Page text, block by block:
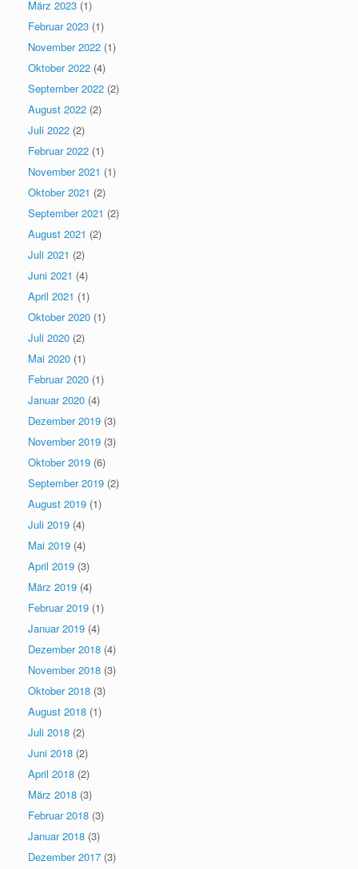
März 2023 (1)
Februar 2023 (1)
November 2022 (1)
Oktober 2022 (4)
September 2022 (2)
August 2022 (2)
Juli 2022 (2)
Februar 2022 (1)
November 2021 (1)
Oktober 2021 (2)
September 2021 (2)
August 2021 (2)
Juli 2021 (2)
Juni 2021 (4)
April 2021 (1)
Oktober 2020 (1)
Juli 2020 (2)
Mai 2020 (1)
Februar 2020 (1)
Januar 2020 (4)
Dezember 2019 (3)
November 2019 (3)
Oktober 2019 (6)
September 2019 (2)
August 2019 (1)
Juli 2019 (4)
Mai 2019 (4)
April 2019 (3)
März 2019 (4)
Februar 2019 (1)
Januar 2019 (4)
Dezember 2018 (4)
November 2018 (3)
Oktober 2018 (3)
August 2018 (1)
Juli 2018 (2)
Juni 2018 (2)
April 2018 (2)
März 2018 (3)
Februar 2018 (3)
Januar 2018 (3)
Dezember 2017 (3)